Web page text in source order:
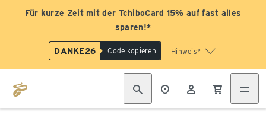
Für kurze Zeit mit der TchiboCard 15% auf fast alles
sparen!*
DANKE26 Code kopieren Hinweis*